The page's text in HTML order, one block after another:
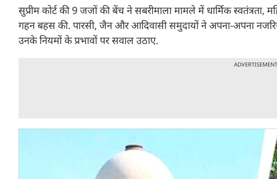
सुप्रीम कोर्ट की 9 जजों की बेंच ने सबरीमाला मामले में धार्मिक
गहन बहस की. पारसी, जैन और आदिवासी समुदायों ने अपना-अपना
उनके नियमों के प्रभावों पर सवाल उठाए.
ADVERTISEMENT